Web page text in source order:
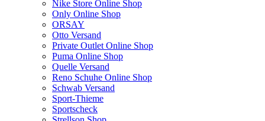
Nike Store Online Shop
Only Online Shop
ORSAY
Otto Versand
Private Outlet Online Shop
Puma Online Shop
Quelle Versand
Reno Schuhe Online Shop
Schwab Versand
Sport-Thieme
Sportscheck